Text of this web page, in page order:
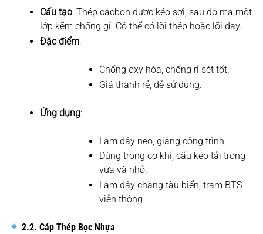
Cấu tạo: Thép cacbon được kéo sợi, sau đó mạ một
lớp kẽm chống gỉ. Có thể có lõi thép hoặc lõi đay.
Đặc điểm:
Chống oxy hóa, chống rỉ sét tốt.
Giá thành rẻ, dễ sử dụng.
Ứng dụng:
Làm dây neo, giằng công trình.
Dùng trong cơ khí, cẩu kéo tải trọng
vừa và nhỏ.
Làm dây chằng tàu biển, trạm BTS
viễn thông.
2.2. Cáp Thép Bọc Nhựa